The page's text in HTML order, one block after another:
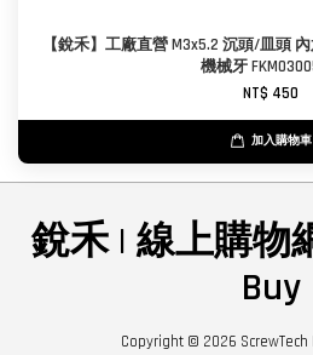
【銳禾】工廠直營 M3x5.2 沉頭/皿頭
機械牙
NT$ 450
加入購物車
銳禾 | 線上購物
Buy
Copyright © 2026 ScrewTech